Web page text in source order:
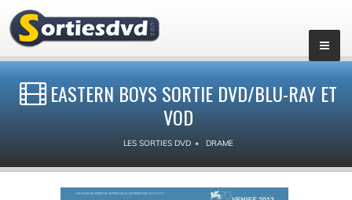
EASTERN BOYS SORTIE DVD/BLU-RAY ET
VOD
LES SORTIES DVD DRAME